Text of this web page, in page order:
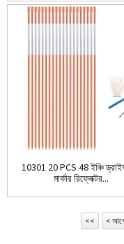
10301 20 PCS 48 ইঞ্চি
মার্কার রিফ্লেক্টর...
<< <